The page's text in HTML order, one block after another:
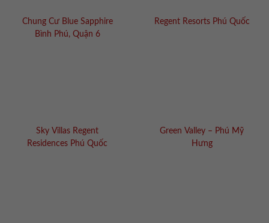
Chung Cư Blue Sapphire
Bình Phú, Quận 6
Regent Resorts Phú Quốc
Sky Villas Regent
Residences Phú Quốc
Green Valley – Phú Mỹ
Hưng